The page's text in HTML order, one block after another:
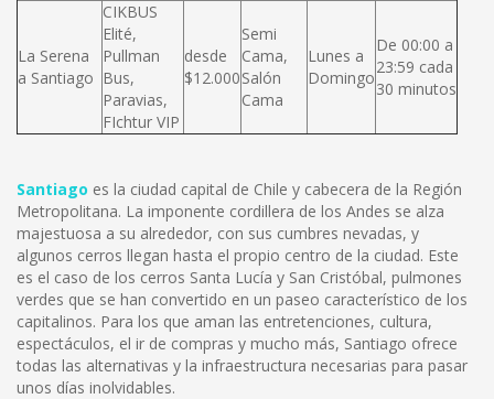
La Serena
a Santiago
CIKBUS
Elité,
Pullman
Bus,
Paravias,
FIchtur VIP
desde
$12.000
Semi
Cama,
Salón
Cama
Lunes a
Domingo
De 00:00 a
23:59 cada
30 minutos
Santiago es la ciudad capital de Chile y cabecera de la Región
Metropolitana. La imponente cordillera de los Andes se alza
majestuosa a su alrededor, con sus cumbres nevadas, y
algunos cerros llegan hasta el propio centro de la ciudad. Este
es el caso de los cerros Santa Lucía y San Cristóbal, pulmones
verdes que se han convertido en un paseo característico de los
capitalinos. Para los que aman las entretenciones, cultura,
espectáculos, el ir de compras y mucho más, Santiago ofrece
todas las alternativas y la infraestructura necesarias para pasar
unos días inolvidables.